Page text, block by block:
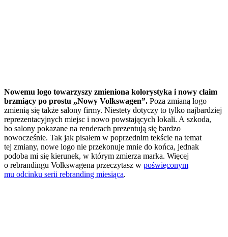
Nowemu logo towarzyszy zmieniona kolorystyka i nowy claim
brzmiący po prostu „Nowy Volkswagen”. Poza zmianą logo
zmienią się także salony firmy. Niestety dotyczy to tylko najbardziej
reprezentacyjnych miejsc i nowo powstających lokali. A szkoda,
bo salony pokazane na renderach prezentują się bardzo
nowocześnie. Tak jak pisałem w poprzednim tekście na temat
tej zmiany, nowe logo nie przekonuje mnie do końca, jednak
podoba mi się kierunek, w którym zmierza marka. Więcej
o rebrandingu Volkswagena przeczytasz w poświęconym
mu odcinku serii rebranding miesiąca.